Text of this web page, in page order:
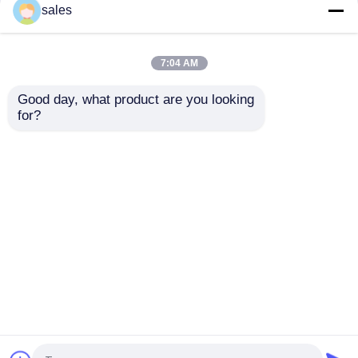
l'amplificateur LTE 28
LTE 44 multi de
puissance pratique de
d'émetteur de rf
sales
7:04 AM
Good day, what product are you looking
for?